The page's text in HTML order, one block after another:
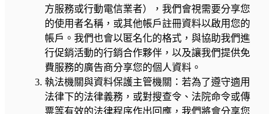
方服務或行動電信業者），我們會視需要分享您
的使用者名稱，或其他帳戶註冊資料以啟用您的
帳戶。我們也會以匿名化的格式，與協助我們進
行促銷活動的行銷合作夥伴，以及讓我們提供免
費服務的廣告商分享您的個人資料。
執法機關與資料保護主管機關：若為了遵守適用
法律下的法律義務，或對搜查令、法院命令或傳
票等有效的法律程序作出回應，我們將會分享您